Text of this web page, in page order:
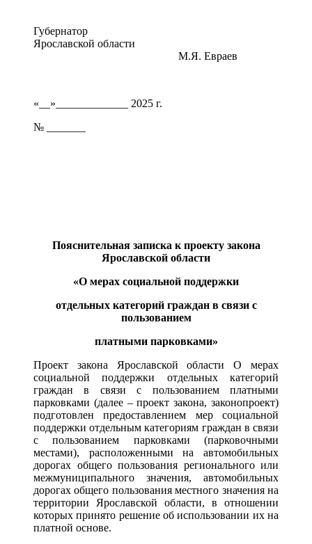
Губернатор
Ярославской области
М.Я. Евраев
«__»_____________ 2025 г.
№ _______
Пояснительная записка к проекту закона
Ярославской области
«О мерах социальной поддержки
отдельных категорий граждан в связи с
пользованием
платными парковками»
Проект закона Ярославской области О мерах
социальной поддержки отдельных категорий
граждан в связи с пользованием платными
парковками (далее – проект закона, законопроект)
подготовлен предоставлением мер социальной
поддержки отдельным категориям граждан в связи
с пользованием парковками (парковочными
местами), расположенными на автомобильных
дорогах общего пользования регионального или
межмуниципального значения, автомобильных
дорогах общего пользования местного значения на
территории Ярославской области, в отношении
которых принято решение об использовании их на
платной основе.